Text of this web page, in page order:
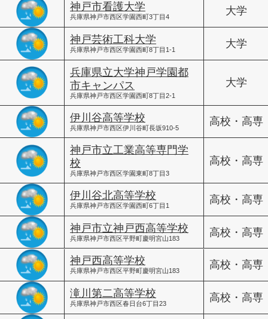
神戸市看護大学
兵庫県神戸市西区学園西町3丁目4
大学
神戸芸術工科大学
兵庫県神戸市西区学園西町8丁目1-1
大学
兵庫県立大学神戸学園都
市キャンパス
兵庫県神戸市西区学園西町8丁目2-1
大学
伊川谷高等学校
兵庫県神戸市西区伊川谷町長坂910-5
高校・高専
神戸市立工業高等専門学
校
兵庫県神戸市西区学園東町8丁目3
高校・高専
伊川谷北高等学校
兵庫県神戸市西区学園西町6丁目1
高校・高専
神戸市立神戸西高等学校
兵庫県神戸市西区平野町慶明宮山183
高校・高専
神戸西高等学校
兵庫県神戸市西区平野町慶明宮山183
高校・高専
滝川第二高等学校
兵庫県神戸市西区春日台6丁目23
高校・高専